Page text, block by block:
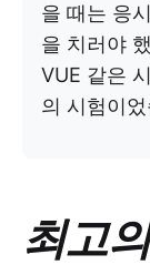
을 때는 응
을 치러야
VUE 같은
의 시험이
최고